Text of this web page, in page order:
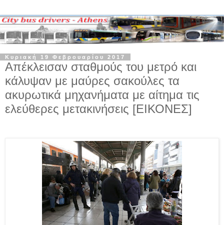
Κυριακή 19 Φεβρουαρίου 2017
Απέκλεισαν σταθμούς του μετρό και
κάλυψαν με μαύρες σακούλες τα
ακυρωτικά μηχανήματα με αίτημα τις
ελεύθερες μετακινήσεις [ΕΙΚΟΝΕΣ]